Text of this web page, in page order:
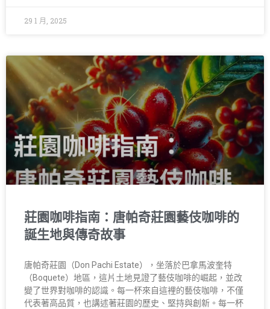
29 1 月, 2025
莊園咖啡指南：唐帕奇莊園藝伎咖啡的
誕生地與傳奇故事
唐帕奇莊園（Don Pachi Estate），坐落於巴拿馬波奎特
（Boquete）地區，這片土地見證了藝伎咖啡的崛起，並改
變了世界對咖啡的認識。每一杯來自這裡的藝伎咖啡，不僅
代表著高品質，也講述著莊園的歷史、堅持與創新。每一杯